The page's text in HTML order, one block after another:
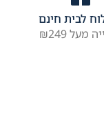
לבית חינם
מעל ₪249